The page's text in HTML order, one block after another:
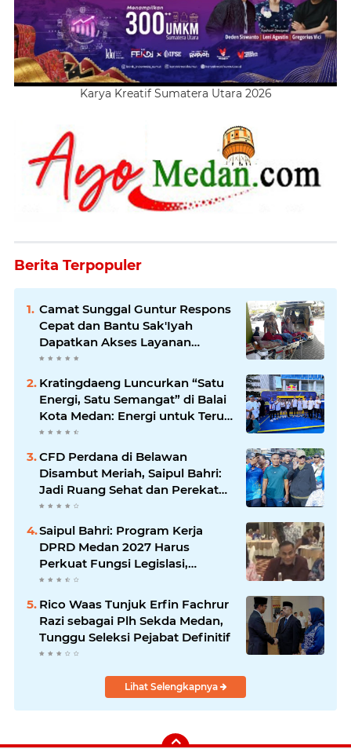
Karya Kreatif Sumatera Utara 2026
Berita Terpopuler
Camat Sunggal Guntur Respons
Cepat dan Bantu Sak'Iyah
Dapatkan Akses Layanan
Kesehatan
Kratingdaeng Luncurkan “Satu
Energi, Satu Semangat” di Balai
Kota Medan: Energi untuk Terus
Bergerak Maju
CFD Perdana di Belawan
Disambut Meriah, Saipul Bahri:
Jadi Ruang Sehat dan Perekat
Kebersamaan Warga Medan
Saipul Bahri: Program Kerja
DPRD Medan 2027 Harus
Perkuat Fungsi Legislasi,
Anggaran dan Pengawasan
Rico Waas Tunjuk Erfin Fachrur
Razi sebagai Plh Sekda Medan,
Tunggu Seleksi Pejabat Definitif
Lihat Selengkapnya